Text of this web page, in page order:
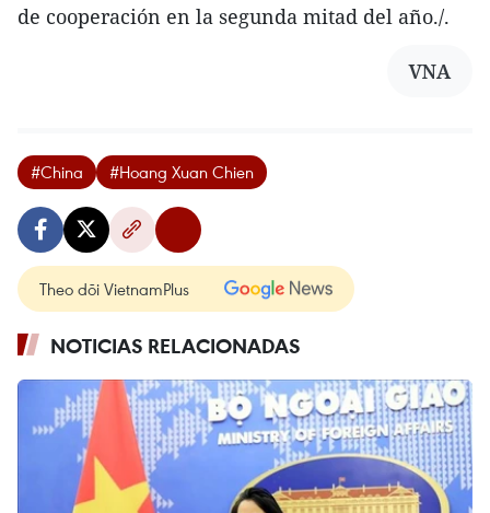
de cooperación en la segunda mitad del año./.
VNA
#China #Hoang Xuan Chien
Theo dõi VietnamPlus
NOTICIAS RELACIONADAS